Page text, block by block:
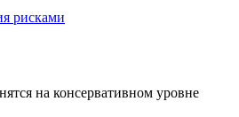
рисками
на консервативном уровне